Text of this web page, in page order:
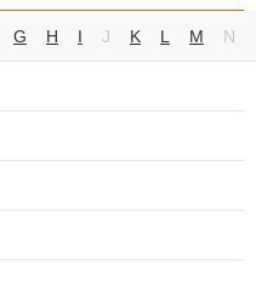
G H I J K L M N